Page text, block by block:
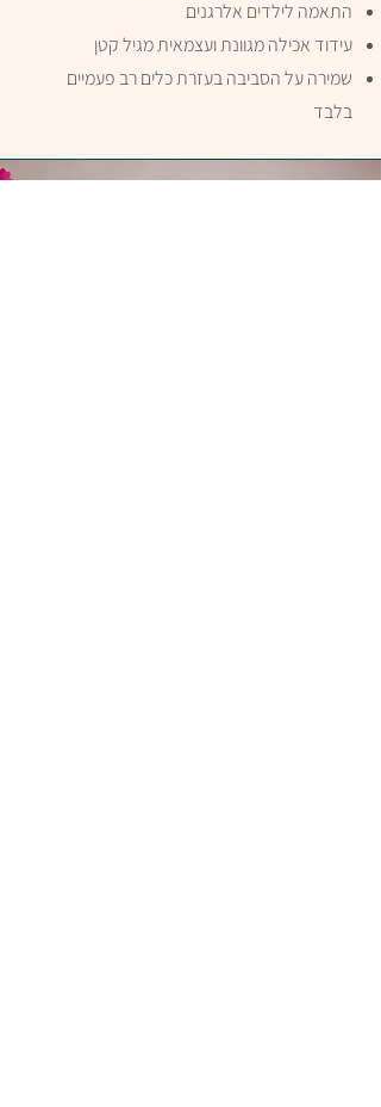
התאמה לילדים אלרגנים
עידוד אכילה מגוונת ועצמאית מגיל קטן
שמירה על הסביבה בעזרת כלים רב פעמיים
בלבד